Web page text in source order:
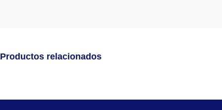
Productos relacionados